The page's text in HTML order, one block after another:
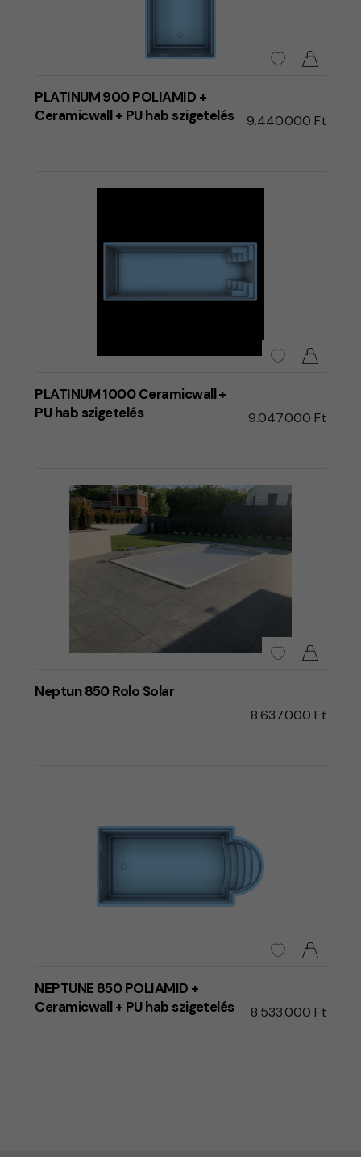
PLATINUM 900 POLIAMID +
Ceramicwall + PU hab szigetelés
9.440.000 Ft
PLATINUM 1000 Ceramicwall +
PU hab szigetelés
9.047.000 Ft
Neptun 850 Rolo Solar
8.637.000 Ft
NEPTUNE 850 POLIAMID +
Ceramicwall + PU hab szigetelés
8.533.000 Ft